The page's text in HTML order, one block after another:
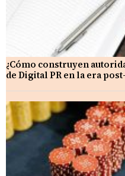
¿Cómo construyen
de Digital PR en la era